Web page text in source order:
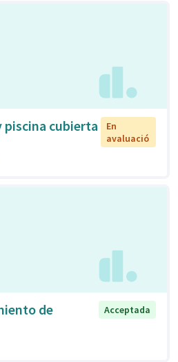
cubierta
En
avaluació
de
Acceptada